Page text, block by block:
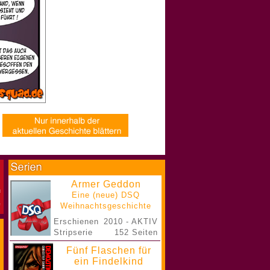
Armer Geddon
Eine (neue) DSQ
Weihnachtsgeschichte
Erschienen
Stripserie
2010 - AKTIV
152 Seiten
Fünf Flaschen für
ein Findelkind